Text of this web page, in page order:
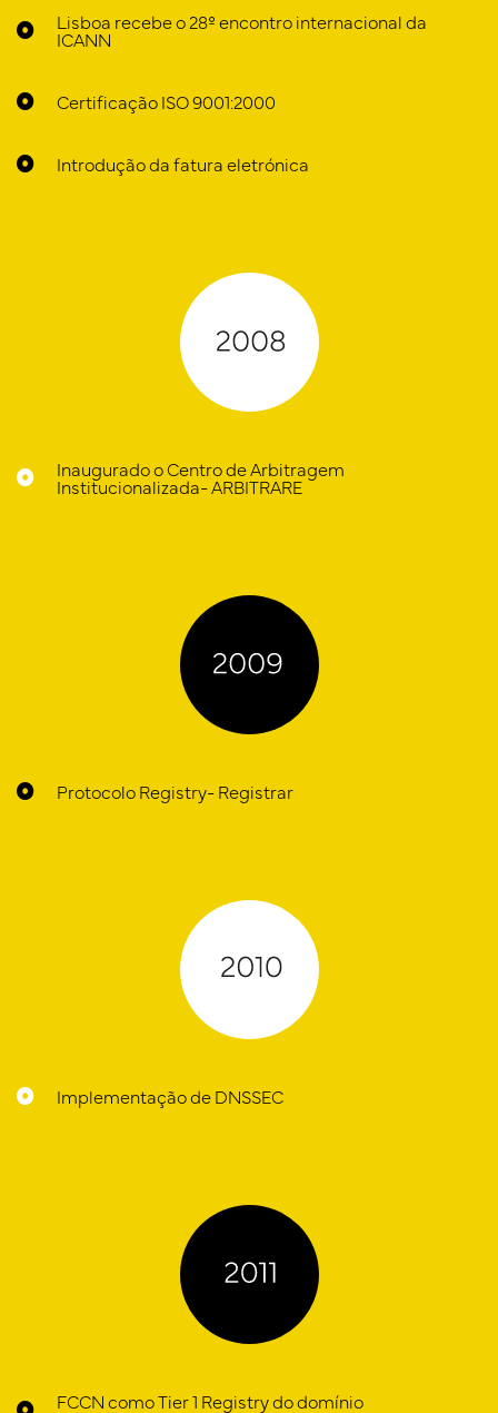
Lisboa recebe o 28º encontro internacional da
ICANN
Certificação ISO 9001:2000
Introdução da fatura eletrónica
Inaugurado o Centro de Arbitragem
Institucionalizada- ARBITRARE
Protocolo Registry- Registrar
Implementação de DNSSEC
FCCN como Tier 1 Registry do domínio